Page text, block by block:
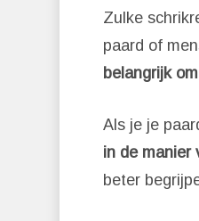
Zulke
paard of
belangrijk
Als je je
in de manier
beter